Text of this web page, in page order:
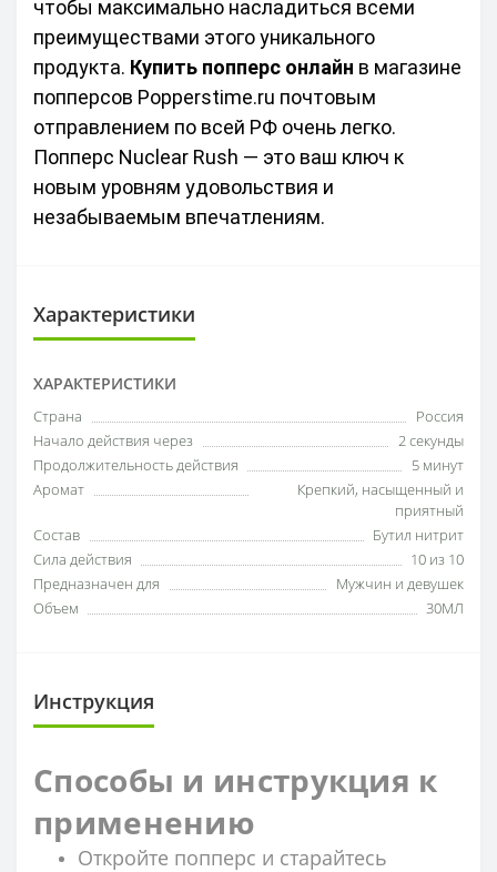
чтобы максимально насладиться всеми
преимуществами этого уникального
продукта. Купить попперс онлайн в магазине
попперсов Popperstime.ru почтовым
отправлением по всей РФ очень легко.
Попперс Nuclear Rush — это ваш ключ к
новым уровням удовольствия и
незабываемым впечатлениям.
Характеристики
ХАРАКТЕРИСТИКИ
Страна
Россия
Начало действия через
2 секунды
Продолжительность действия
5 минут
Аромат
Крепкий, насыщенный и
приятный
Состав
Бутил нитрит
Сила действия
10 из 10
Предназначен для
Мужчин и девушек
Объем
30МЛ
Инструкция
Способы и инструкция к
применению
Откройте попперс и старайтесь